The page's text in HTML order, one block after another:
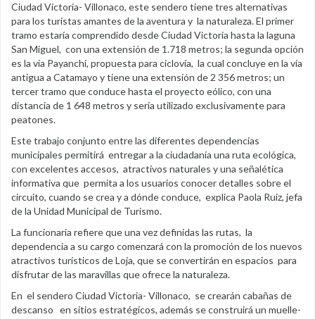
Ciudad Victoria- Villonaco, este sendero tiene tres alternativas
para los turistas amantes de la aventura y la naturaleza. El primer
tramo estaría comprendido desde Ciudad Victoria hasta la laguna
San Miguel, con una extensión de 1.718 metros; la segunda opción
es la vía Payanchi, propuesta para ciclovía, la cual concluye en la vía
antigua a Catamayo y tiene una extensión de 2 356 metros; un
tercer tramo que conduce hasta el proyecto eólico, con una
distancia de 1 648 metros y sería utilizado exclusivamente para
peatones.
Este trabajo conjunto entre las diferentes dependencias
municipales permitirá entregar a la ciudadanía una ruta ecológica,
con excelentes accesos, atractivos naturales y una señalética
informativa que permita a los usuarios conocer detalles sobre el
circuito, cuando se crea y a dónde conduce, explica Paola Ruiz, jefa
de la Unidad Municipal de Turismo.
La funcionaria refiere que una vez definidas las rutas, la
dependencia a su cargo comenzará con la promoción de los nuevos
atractivos turísticos de Loja, que se convertirán en espacios para
disfrutar de las maravillas que ofrece la naturaleza.
En el sendero Ciudad Victoria- Villonaco, se crearán cabañas de
descanso en sitios estratégicos, además se construirá un muelle-